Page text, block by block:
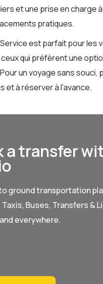
et une prise en charge
pratiques.
est parfait pour les
qui préfèrent une
un voyage sans souci,
et à réserver à l'avance.
a transfer
ground transportation
Buses, Transfers &
everywhere.